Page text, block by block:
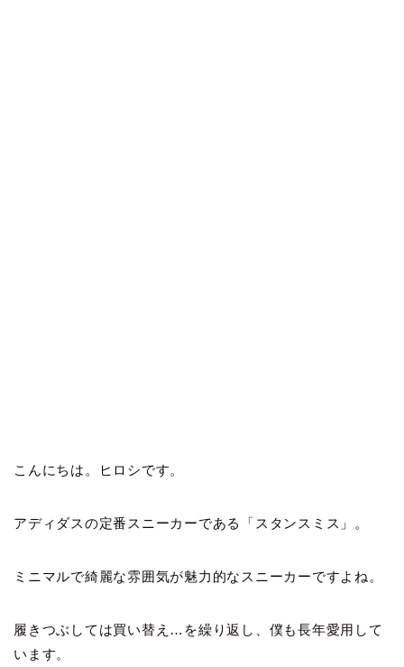
こんにちは。ヒロシです。
アディダスの定番スニーカーである「スタンスミス」。
ミニマルで綺麗な雰囲気が魅力的なスニーカーですよね。
履きつぶしては買い替え…を繰り返し、僕も長年愛用して
います。